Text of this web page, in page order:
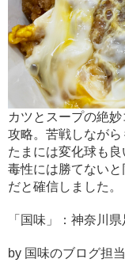
カツとスープの絶
攻略。苦戦しながら
たまには変化球も
毒性には勝てない
だと確信しました。
「国味」：神奈川
by 国味のブログ担